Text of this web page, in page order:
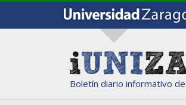
Boletín diario informativo